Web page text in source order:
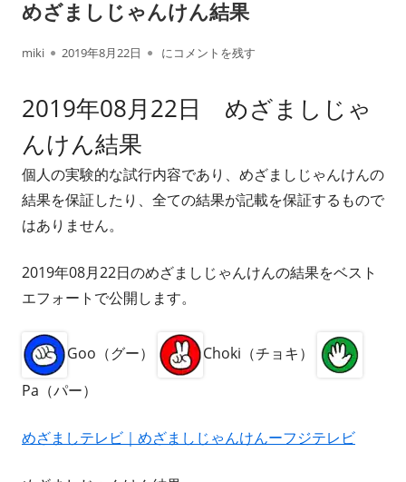
めざましじゃんけん結果
作
者
miki
公
日
2019年8月22日 本日（2019年08月22日）フジテレビ：めざま
にコメントを残す
2019年08月22日 めざましじゃ
んけん結果
個人の実験的な試行内容であり、めざましじゃんけんの
結果を保証したり、全ての結果が記載を保証するもので
はありません。
2019年08月22日のめざましじゃんけんの結果をベスト
エフォートで公開します。
Goo（グー）
Choki（チョキ）
Pa（パー）
めざましテレビ｜めざましじゃんけんーフジテレビ